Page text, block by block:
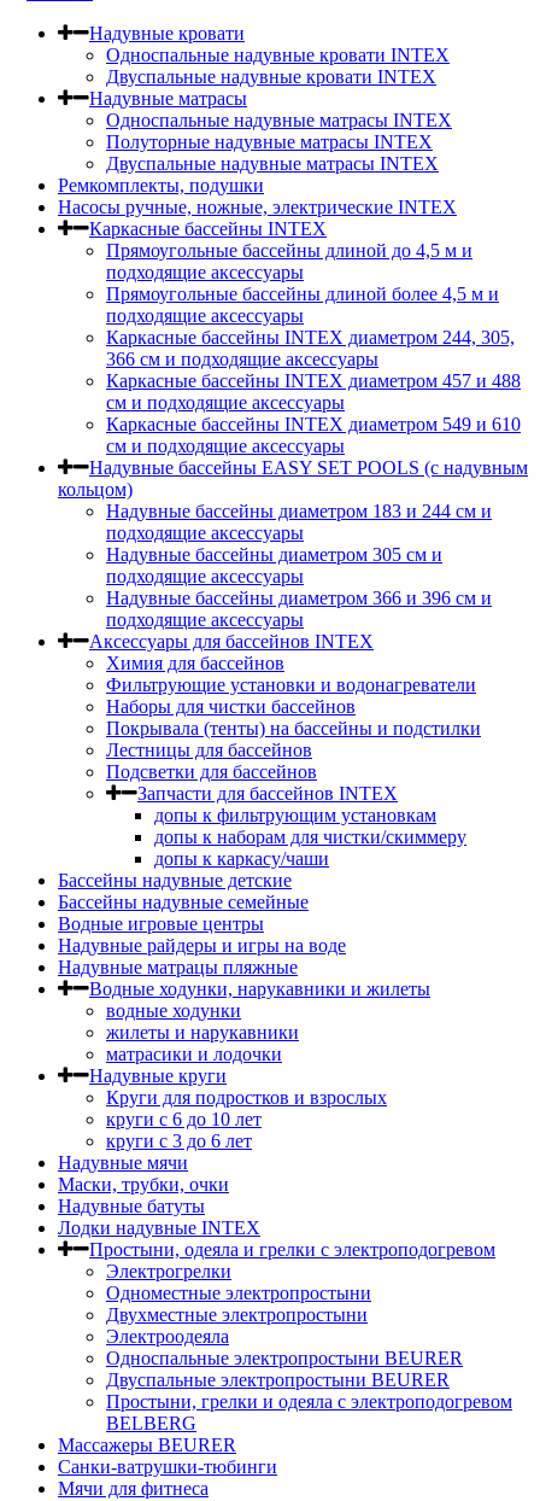
Надувные кровати
Односпальные надувные кровати INTEX
Двуспальные надувные кровати INTEX
Надувные матрасы
Односпальные надувные матрасы INTEX
Полуторные надувные матрасы INTEX
Двуспальные надувные матрасы INTEX
Ремкомплекты, подушки
Насосы ручные, ножные, электрические INTEX
Каркасные бассейны INTEX
Прямоугольные бассейны длиной до 4,5 м и
подходящие аксессуары
Прямоугольные бассейны длиной более 4,5 м и
подходящие аксессуары
Каркасные бассейны INTEX диаметром 244, 305,
366 см и подходящие аксессуары
Каркасные бассейны INTEX диаметром 457 и 488
cм и подходящие аксессуары
Каркасные бассейны INTEX диаметром 549 и 610
см и подходящие аксессуары
Надувные бассейны EASY SET POOLS (с надувным
кольцом)
Надувные бассейны диаметром 183 и 244 см и
подходящие аксессуары
Надувные бассейны диаметром 305 см и
подходящие аксессуары
Надувные бассейны диаметром 366 и 396 см и
подходящие аксессуары
Аксессуары для бассейнов INTEX
Химия для бассейнов
Фильтрующие установки и водонагреватели
Наборы для чистки бассейнов
Покрывала (тенты) на бассейны и подстилки
Лестницы для бассейнов
Подсветки для бассейнов
Запчасти для бассейнов INTEX
допы к фильтрующим установкам
допы к наборам для чистки/скиммеру
допы к каркасу/чаши
Бассейны надувные детские
Бассейны надувные семейные
Водные игровые центры
Надувные райдеры и игры на воде
Надувные матрацы пляжные
Водные ходунки, нарукавники и жилеты
водные ходунки
жилеты и нарукавники
матрасики и лодочки
Надувные круги
Круги для подростков и взрослых
круги с 6 до 10 лет
круги c 3 до 6 лет
Надувные мячи
Маски, трубки, очки
Надувные батуты
Лодки надувные INTEX
Простыни, одеяла и грелки с электроподогревом
Электрогрелки
Одноместные электропростыни
Двухместные электропростыни
Электроодеяла
Односпальные электропростыни BEURER
Двуспальные электропростыни BEURER
Простыни, грелки и одеяла с электроподогревом
BELBERG
Массажеры BEURER
Санки-ватрушки-тюбинги
Мячи для фитнеса